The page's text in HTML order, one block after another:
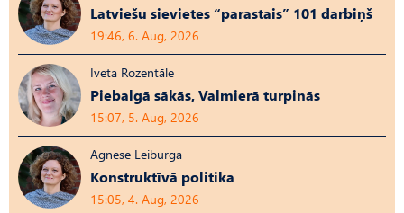
Latviešu sievietes “parastais” 101 darbiņš
19:46, 6. Aug, 2026
Iveta Rozentāle
Piebalgā sākās, Valmierā turpinās
15:07, 5. Aug, 2026
Agnese Leiburga
Konstruktīvā politika
15:05, 4. Aug, 2026